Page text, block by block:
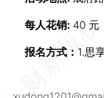
每人花销: 40 元
报名方式： 1.思
2.邮